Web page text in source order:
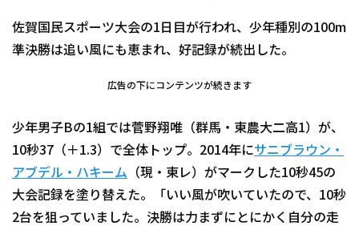
佐賀国民スポーツ大会の1日目が行われ、少年種別の100m
準決勝は追い風にも恵まれ、好記録が続出した。
広告の下にコンテンツが続きます
少年男子Bの1組では菅野翔唯（群馬・東農大二高1）が、
10秒37（＋1.3）で全体トップ。2014年にサニブラウン・
アブデル・ハキーム （現・東レ）がマークした10秒45の
大会記録を塗り替えた。「いい風が吹いていたので、10秒
2台を狙っていました。決勝は力まずにとにかく自分の走